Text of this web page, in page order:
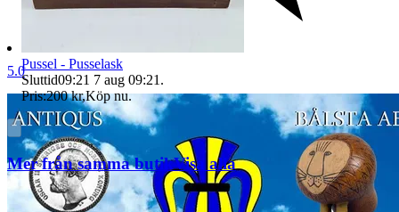
5.0Pussel - Pusselask
Sluttid09:21 7 aug 09:21 .
Pris:200 kr,Köp nu.
Mer från samma butikVisa alla